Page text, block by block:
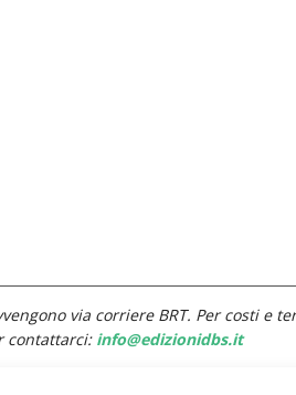
via corriere BRT. Per costi e
contattarci: info@edizionidbs.it